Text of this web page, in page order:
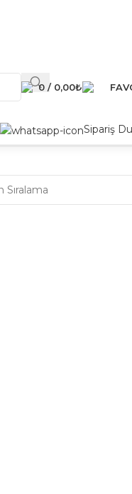
0 / 0,00₺
Sipariş